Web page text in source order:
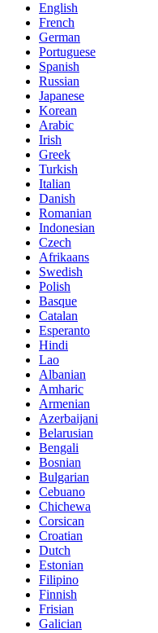
English
French
German
Portuguese
Spanish
Russian
Japanese
Korean
Arabic
Irish
Greek
Turkish
Italian
Danish
Romanian
Indonesian
Czech
Afrikaans
Swedish
Polish
Basque
Catalan
Esperanto
Hindi
Lao
Albanian
Amharic
Armenian
Azerbaijani
Belarusian
Bengali
Bosnian
Bulgarian
Cebuano
Chichewa
Corsican
Croatian
Dutch
Estonian
Filipino
Finnish
Frisian
Galician